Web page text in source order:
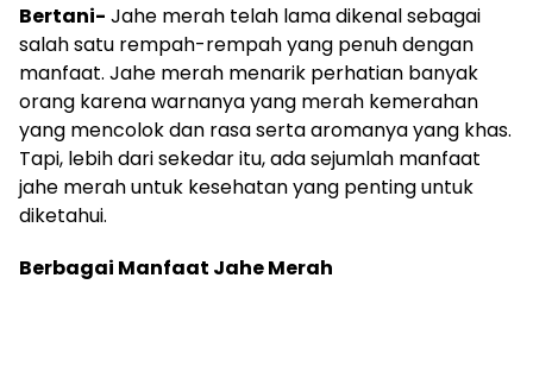
Bertani- Jahe merah telah lama dikenal sebagai
salah satu rempah-rempah yang penuh dengan
manfaat. Jahe merah menarik perhatian banyak
orang karena warnanya yang merah kemerahan
yang mencolok dan rasa serta aromanya yang khas.
Tapi, lebih dari sekedar itu, ada sejumlah manfaat
jahe merah untuk kesehatan yang penting untuk
diketahui.
Berbagai Manfaat Jahe Merah